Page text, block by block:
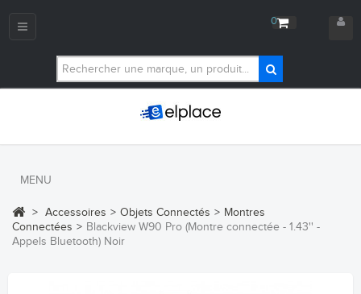
0
Navigation
MENU
> Accessoires > Objets Connectés > Montres
Connectées > Blackview W90 Pro (Montre connectée - 1.43'' -
Appels Bluetooth) Noir